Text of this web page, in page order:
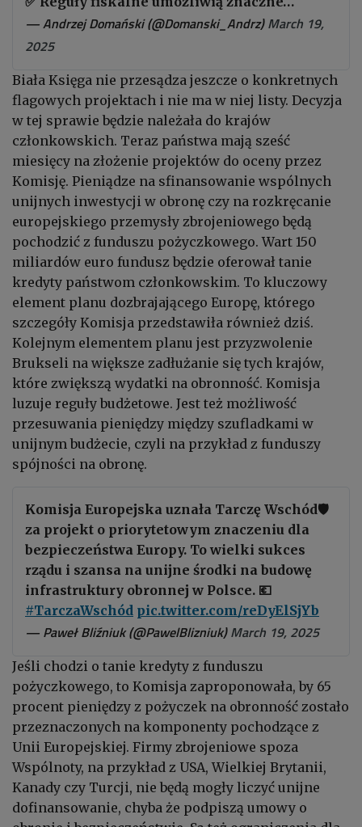
— Andrzej Domański (@Domanski_Andrz)March 19,
2025
Biała Księga nie przesądza jeszcze o konkretnych
flagowych projektach i nie ma w niej listy. Decyzja
w tej sprawie będzie należała do krajów
członkowskich. Teraz państwa mają sześć
miesięcy na złożenie projektów do oceny przez
Komisję. Pieniądze na sfinansowanie wspólnych
unijnych inwestycji w obronę czy na rozkręcanie
europejskiego przemysły zbrojeniowego będą
pochodzić z funduszu pożyczkowego. Wart 150
miliardów euro fundusz będzie oferował tanie
kredyty państwom członkowskim. To kluczowy
element planu dozbrajającego Europę, którego
szczegóły Komisja przedstawiła również dziś.
Kolejnym elementem planu jest przyzwolenie
Brukseli na większe zadłużanie się tych krajów,
które zwiększą wydatki na obronność. Komisja
luzuje reguły budżetowe. Jest też możliwość
przesuwania pieniędzy między szufladkami w
unijnym budżecie, czyli na przykład z funduszy
spójności na obronę.
Komisja Europejska uznała Tarczę Wschód🛡️
za projekt o priorytetowym znaczeniu dla
bezpieczeństwa Europy. To wielki sukces
rządu i szansa na unijne środki na budowę
infrastruktury obronnej w Polsce. 💶
#TarczaWschód pic.twitter.com/reDyElSjYb
— Paweł Bliźniuk (@PawelBlizniuk)March 19, 2025
Jeśli chodzi o tanie kredyty z funduszu
pożyczkowego, to Komisja zaproponowała, by 65
procent pieniędzy z pożyczek na obronność zostało
przeznaczonych na komponenty pochodzące z
Unii Europejskiej. Firmy zbrojeniowe spoza
Wspólnoty, na przykład z USA, Wielkiej Brytanii,
Kanady czy Turcji, nie będą mogły liczyć unijne
dofinansowanie, chyba że podpiszą umowy o